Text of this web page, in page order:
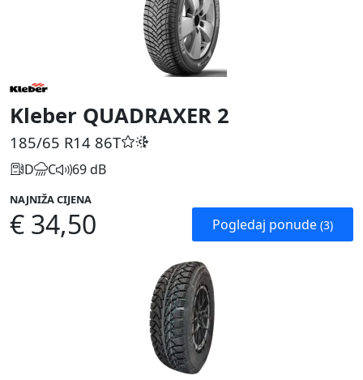
Kleber QUADRAXER 2
185/65 R14 86T
D C 69 dB
NAJNIŽA CIJENA
€ 34,50 Pogledaj ponude (3)